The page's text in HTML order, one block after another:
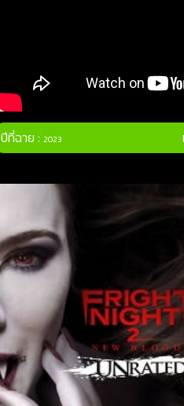
ปีที่ฉาย :2023